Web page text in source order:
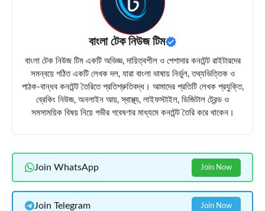
বাংলা টেক নিউজ টিম
বাংলা টেক নিউজ টিম একটি অভিজ্ঞ, দায়িত্বশীল ও পেশাদার কনটেন্ট রাইটারদের
সমন্বয়ে গঠিত একটি লেখক দল, যারা বাংলা ভাষায় নির্ভুল, তথ্যভিত্তিক ও
পাঠক-বান্ধব কনটেন্ট তৈরিতে প্রতিশ্রুতিবদ্ধ। আমাদের প্রতিটি লেখক প্রযুক্তি,
ব্রেকিং নিউজ, অনলাইন আয়, স্বাস্থ্য, লাইফস্টাইল, ডিজিটাল ট্রেন্ড ও
সমসাময়িক বিষয় নিয়ে গভীর গবেষণার মাধ্যমে কনটেন্ট তৈরি করে থাকেন।
Join WhatsApp Join Now
Join Telegram Join Now